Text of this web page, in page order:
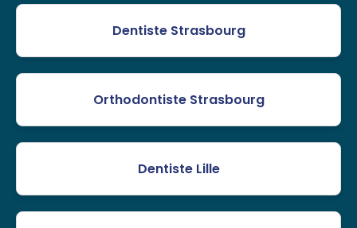
Dentiste Strasbourg
Orthodontiste Strasbourg
Dentiste Lille